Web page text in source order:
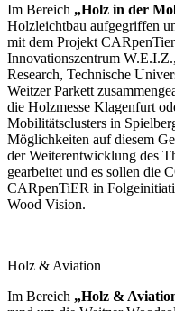
Im Bereich „Holz in der
Holzleichtbau aufgegriffen
mit dem Projekt
Innovationszentrum
Research, Technische
Weitzer Parkett
die Holzmesse Klagenfurt
Mobilitätsclusters in
Möglichkeiten auf diesem
der Weiterentwicklung des
gearbeitet und es sollen die
CARpenTiER in
Wood Vision.
Holz & Aviation
Im Bereich „Holz &